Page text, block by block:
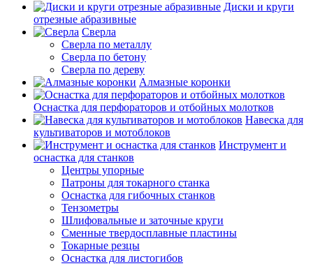
Диски и круги
отрезные абразивные
Сверла
Сверла по металлу
Сверла по бетону
Сверла по дереву
Алмазные коронки
Оснастка для перфораторов и отбойных молотков
Навеска для
культиваторов и мотоблоков
Инструмент и
оснастка для станков
Центры упорные
Патроны для токарного станка
Оснастка для гибочных станков
Тензометры
Шлифовальные и заточные круги
Сменные твердосплавные пластины
Токарные резцы
Оснастка для листогибов